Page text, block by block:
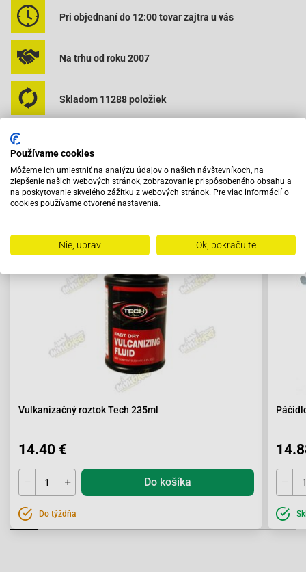
Pri objednaní do 12:00 tovar zajtra u vás
Na trhu od roku 2007
Skladom 11288 položiek
Vulkanizačný roztok Tech 235ml
14.40 €
Do košíka
Do týždňa
Používame cookies
Môžeme ich umiestniť na analýzu údajov o našich návštevníkoch, na
zlepšenie našich webových stránok, zobrazovanie prispôsobeného obsahu a
na poskytovanie skvelého zážitku z webových stránok. Pre viac informácií o
cookies používame otvorené nastavenia.
Nie, uprav Ok, pokračujte